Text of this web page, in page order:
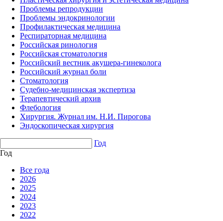
Проблемы репродукции
Проблемы эндокринологии
Профилактическая медицина
Респираторная медицина
Российская ринология
Российская стоматология
Российский вестник акушера-гинеколога
Российский журнал боли
Стоматология
Судебно-медицинская экспертиза
Терапевтический архив
Флебология
Хирургия. Журнал им. Н.И. Пирогова
Эндоскопическая хирургия
Год
Год
Все года
2026
2025
2024
2023
2022